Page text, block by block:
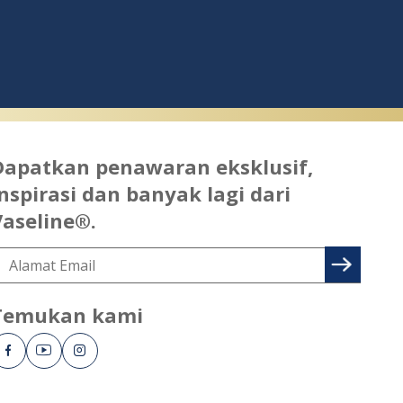
penawaran eksklusif,
dan banyak lagi dari
kami